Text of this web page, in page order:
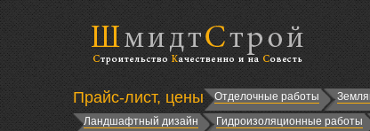
Прайс-лист, цены Отделочные работы
Ландшафтный дизайн
Гидроизоляционные работы